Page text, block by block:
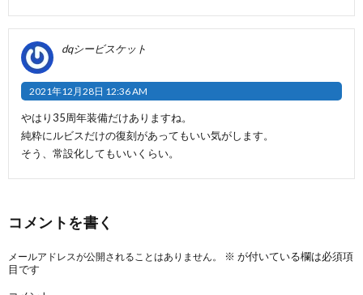
dqシービスケット
2021年12月28日 12:36 AM
やはり35周年装備だけありますね。
純粋にルビスだけの復刻があってもいい気がします。
そう、常設化してもいいくらい。
コメントを書く
メールアドレスが公開されることはありません。 ※ が付いている欄は必須項
目です